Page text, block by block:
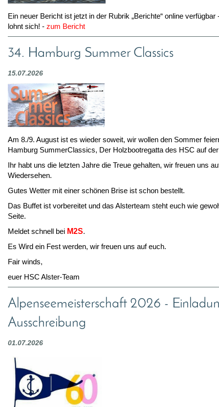
Ein neuer Bericht ist jetzt in der Rubrik „Berichte“ online verfügbar
lohnt sich! - zum Bericht
34. Hamburg Summer Classics
15.07.2026
Am 8./9. August ist es wieder soweit, wir wollen den Sommer
Hamburg SummerClassics, Der Holzbootregatta des HSC auf
Ihr habt uns die letzten Jahre die Treue gehalten, wir freuen uns
Wiedersehen.
Gutes Wetter mit einer schönen Brise ist schon bestellt.
Das Buffet ist vorbereitet und das Alsterteam steht euch wie
Seite.
Meldet schnell bei M2S.
Es Wird ein Fest werden, wir freuen uns auf euch.
Fair winds,
euer HSC Alster-Team
Alpenseemeisterschaft 2026 -
Ausschreibung
01.07.2026